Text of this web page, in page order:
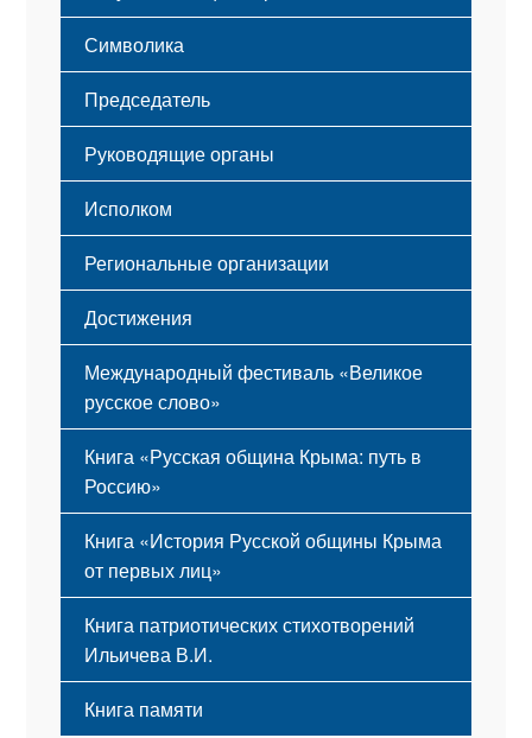
Этапы становления
Принципы деятельности
Структура
Мероприятия
Символика
Флаг
Герб
Гимн
Председатель
Руководящие органы
Исполком
Региональные организации
Достижения
Международный фестиваль «Великое
русское слово»
Книга «Русская община Крыма: путь в
Россию»
Книга «История Русской общины Крыма
от первых лиц»
Книга патриотических стихотворений
Ильичева В.И.
Книга памяти